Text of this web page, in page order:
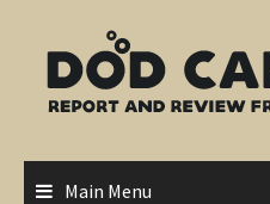
content
Main Menu